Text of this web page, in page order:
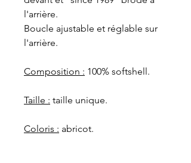
l'arrière.
Boucle ajustable et réglable sur
l'arrière.
Composition : 100% softshell.
Taille : taille unique.
Coloris : abricot.